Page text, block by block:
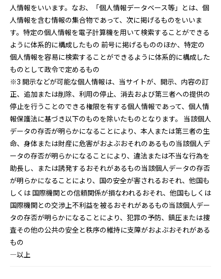
人情報をいいます。なお、「個人情報データベース等」とは、個
人情報を含む情報の集合物であって、次に掲げるものをいいま
す。特定の個人情報を電子計算機を用いて検索することができる
ように体系的に構成したもの 前号に掲げるもののほか、特定の
個人情報を容易に検索することができるように体系的に構成した
ものとして政令で定めるもの
※3 開示などが可能な個人情報は、当サイトが、開示、内容の訂
正、追加または削除、利用の停止、消去および第三者への提供の
停止を行うことのできる権限を有する個人情報であって、個人情
報保護法に基づき以下のものを除いたものとなります。 当該個人
データの存否が明らかになることにより、本人または第三者の生
命、身体または財産に危害がおよぶおそれのあるもの当該個人デ
ータの存否が明らかになることにより、違法または不当な行為を
助長し、または誘発するおそれがあるもの当該個人データの存否
が明らかになることにより、国の安全が害されるおそれ、他国も
しくは 国際機関との信頼関係が損なわれるおそれ、他国もしくは
国際機関との交渉上不利益を被るおそれがあるもの当該個人デー
タの存否が明らかになることにより、犯罪の予防、鎮圧または捜
査その他の公共の安全と秩序の維持に支障がおよぶおそれがある
もの
―以上